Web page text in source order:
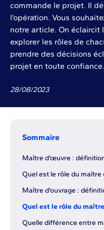
commande le projet. Il
l’opération. Vous
notre article. On éclaircit
explorer les rôles de
prendre des décisions
projet en toute confiance.
28/08/2023
Sommaire
Maître d’œuvre :
Quel est le rôle du maître
Maître d’ouvrage :
Quel est le rôle du maître
Quelle différence entre